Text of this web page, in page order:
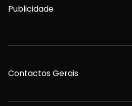
Publicidade
Contactos Gerais